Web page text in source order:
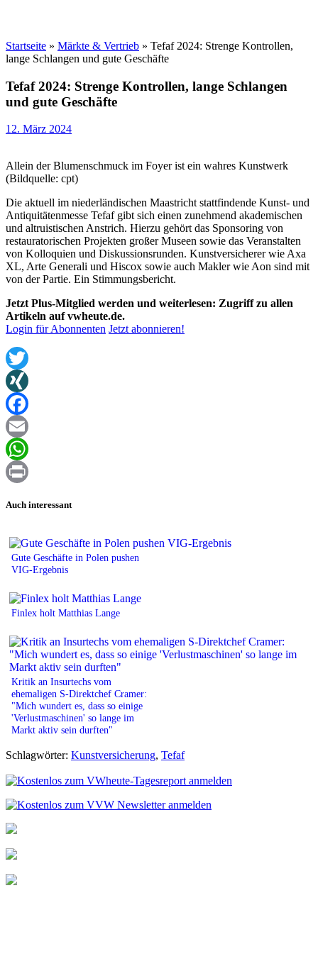
Startseite » Märkte & Vertrieb » Tefaf 2024: Strenge Kontrollen,
lange Schlangen und gute Geschäfte
Tefaf 2024: Strenge Kontrollen, lange Schlangen
und gute Geschäfte
12. März 2024
Allein der Blumenschmuck im Foyer ist ein wahres Kunstwerk
(Bildquelle: cpt)
Die aktuell im niederländischen Maastricht stattfindende Kunst- und
Antiquitätenmesse Tefaf gibt sich einen zunehmend akademischen
und altruistischen Anstrich. Hierzu gehört das Sponsoring von
restauratorischen Projekten großer Museen sowie das Veranstalten
von Kolloquien und Diskussionsrunden. Kunstversicherer wie Axa
XL, Arte Generali und Hiscox sowie auch Makler wie Aon sind mit
von der Partie. Ein Stimmungsbericht.
Jetzt Plus-Mitglied werden und weiterlesen: Zugriff zu allen
Artikeln auf vwheute.de.
Login für Abonnenten Jetzt abonnieren!
Twitter
XING
Facebook
Email
WhatsApp
Auch interessant
Gute Geschäfte in Polen pushen
VIG-Ergebnis
Finlex holt Matthias Lange
Kritik an Insurtechs vom
ehemaligen S-Direktchef Cramer:
"Mich wundert es, dass so einige
'Verlustmaschinen' so lange im
Markt aktiv sein durften"
Schlagwörter: Kunstversicherung, Tefaf